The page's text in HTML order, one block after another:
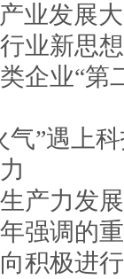
业发展
业新思
企业“第
”遇上科
力发展
强调的
积极进